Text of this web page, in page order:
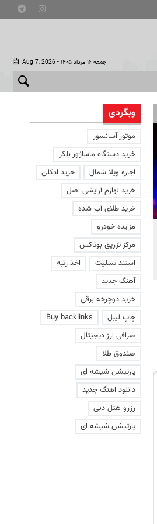
Aug 7, 2026 - جمعه ۱۶ مرداد ۱۴۰۵
آمیتاب باچان به ایران
+ فیلم
وبگردی
موتور آسانسور
خرید دستگاه ماساژور بلکر
اجاره ویلا شمال
خرید ادکلن
خرید لوازم آرایشی اصل
خرید طلای آب شده
مزایده خودرو
مرکز تزریق بوتاکس
استند تسلیت
اخذ رتبه
آهنگ جدید
خرید دوچرخه برقی
چاپ لیبل
Buy backlinks
صرافی ارز دیجیتال
صندوق طلا
پارتیشن شیشه ای
دانلود اهنگ جدید
رزرو هتل دبی
پارتیشن شیشه ای